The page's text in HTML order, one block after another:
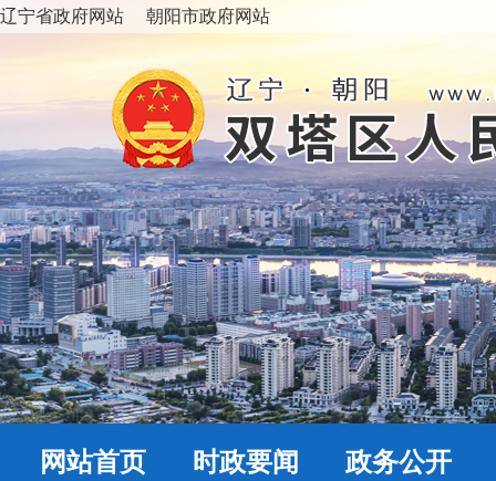
辽宁省政府网站 朝阳市政府网站
网站首页 时政要闻 政务公开